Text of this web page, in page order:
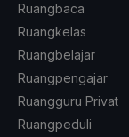
Ruangbaca
Ruangkelas
Ruangbelajar
Ruangpengajar
Ruangguru Privat
Ruangpeduli